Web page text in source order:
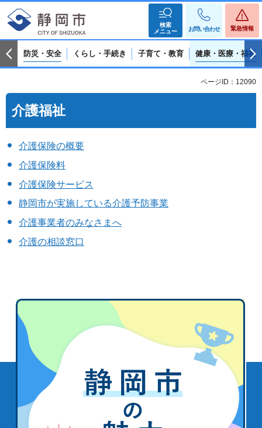
検索
メニュー
お問い合わせ 緊急情報
防災・安全 くらし・手続き 子育て・教育 健康・医療・福祉
ページID：12090
介護福祉
介護保険の概要
介護保険料
介護保険サービス
静岡市が実施している介護予防事業
介護事業者のみなさまへ
介護の相談窓口